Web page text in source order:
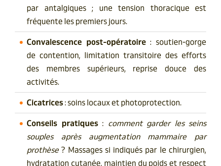
par antalgiques ; une tension thoracique est
fréquente les premiers jours.
Convalescence post-opératoire: soutien-gorge
de contention, limitation transitoire des efforts
des membres supérieurs, reprise douce des
activités.
Cicatrices: soins locaux et photoprotection.
Conseils pratiques: comment garder les seins
souples après augmentation mammaire par
prothèse? Massages si indiqués par le chirurgien,
hydratation cutanée, maintien du poids et respect